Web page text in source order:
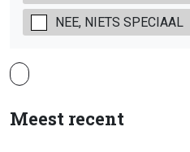
NEE, NIETS SPECIAAL
Meest recent